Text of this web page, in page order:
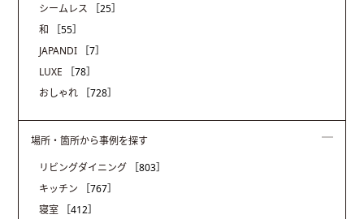
シームレス
［25］
和
［55］
JAPANDI
［7］
LUXE
［78］
おしゃれ
［728］
場所・箇所から事例を探す
リビングダイニング
［803］
キッチン
［767］
寝室
［412］